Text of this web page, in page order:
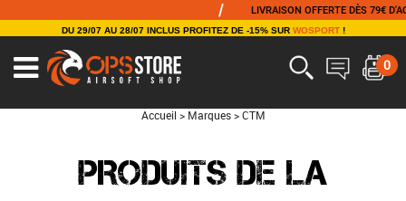
LIVRAISON OFFERTE DÈS 79€ D'ACHAT /
DU 29/07 AU 28/07 INCLUS PROFITEZ DE -15% SUR WOSPORT!
0
Accueil > Marques > CTM
PRODUITS DE LA